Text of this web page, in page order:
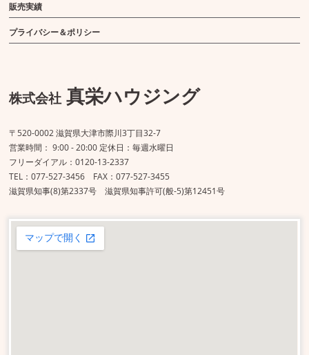
販売実績
プライバシー＆ポリシー
株式会社 真栄ハウジング
〒520-0002 滋賀県大津市際川3丁目32-7
営業時間： 9:00 - 20:00 定休日：毎週水曜日
フリーダイアル：0120-13-2337
TEL：077-527-3456 FAX：077-527-3455
滋賀県知事(8)第2337号 滋賀県知事許可(般-5)第12451号